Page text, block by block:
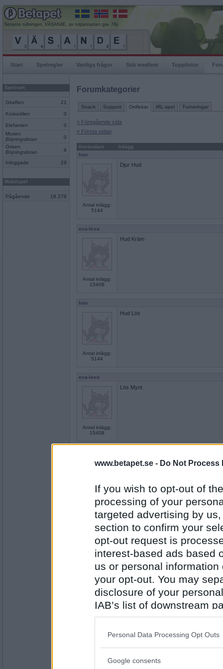
www.betapet.se - Do Not Process
If you wish to opt-out of
processing of your
targeted advertising by
section to confirm your
opt-out request is
interest-based ads based
us or personal
your opt-out. You may
disclosure of your
IAB’s list of downstream
also be disclosed by us
Downstream Participants
Please note that this
Personal Data Processing Opt Outs
Google consents
Senaste rullningen, VÄSANdE, av tulpantanten gav 78p
Start Spelregler Vanliga frågor Sök medlem Topplistor
Spelrum
Giraffen 21
Krokodilen 0
Elefanten
0
Musen
Böjningslistan
0
Grisen
Böjningslistan
8
Inloggade 29
Mobilspel
Pågående 18 278
Forumkategorier
Snack Support Ordlekar IRL-spel Turneringar
« Föregående sida
« Första sidan
Användare
Inlägg
hon
Antal inlägg:
5144
Djur Hud
eva-leva
Antal inlägg:
15408
Hud Kräm
hon
Antal inlägg:
5144
Hud Lös
eva-leva
Antal inlägg:
15408
Lös Mynt
Antal inlägg:
5144
Lös Drift
Boel73- Ej medlem längre
Antal inlägg:
1980